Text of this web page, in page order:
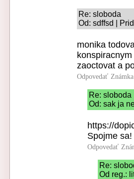
Re: sloboda
Od: sdffsd |
monika
zaoctovat a
Odpovedať
Re: sloboda
Od: sak ja
https://
Spojme sa!
Odpovedať
Re:
Od reg.: